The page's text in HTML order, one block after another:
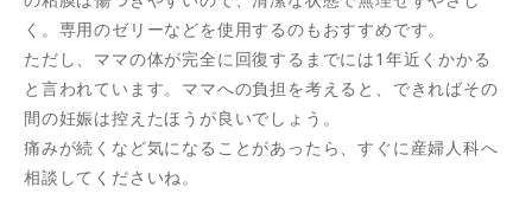
く。専用のゼリーなどを使用するのもおすすめです。
ただし、ママの体が完全に回復するまでには1年近くかかる
と言われています。ママへの負担を考えると、できればその
間の妊娠は控えたほうが良いでしょう。
痛みが続くなど気になることがあったら、すぐに産婦人科へ
相談してくださいね。